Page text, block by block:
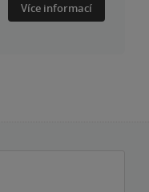
Více informací